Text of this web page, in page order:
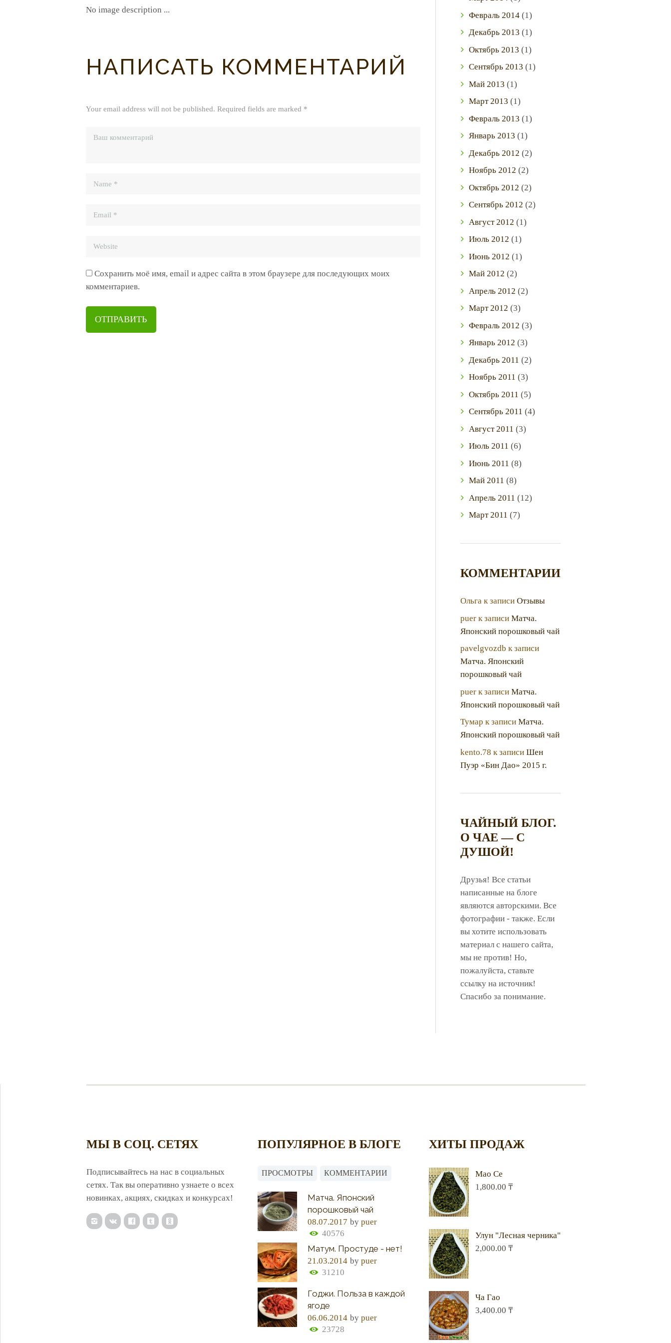
No image description ...
НАПИСАТЬ КОММЕНТАРИЙ
Your email address will not be published. Required fields are marked *
Сохранить моё имя, email и адрес сайта в этом браузере для последующих моих
комментариев.
Февраль 2014(1)
Декабрь 2013 (1)
Октябрь 2013 (1)
Сентябрь 2013 (1)
Май 2013 (1)
Март2013 (1)
Февраль 2013 (1)
Январь 2013 (1)
Декабрь 2012 (2)
Ноябрь 2012 (2)
Октябрь 2012 (2)
Сентябрь 2012 (2)
Август 2012 (1)
Июль 2012 (1)
Июнь 2012 (1)
Май 2012 (2)
Апрель 2012 (2)
Март2012 (3)
Февраль 2012 (3)
Январь 2012 (3)
Декабрь 2011 (2)
Ноябрь 2011 (3)
Октябрь 2011 (5)
Сентябрь 2011 (4)
Август 2011 (3)
Июль 2011 (6)
Июнь 2011 (8)
Май 2011 (8)
Апрель 2011 (12)
Март2011 (7)
КОММЕНТАРИИ
Ольгак записи Отзывы
puerк записи Матча.
Японский порошковый чай
pavelgvozdb к записи
Матча. Японский
порошковый чай
puerк записи Матча.
Японский порошковый чай
Тумар к записи Матча.
Японский порошковый чай
kento.78 к записи Шен
Пуэр «Бин Дао» 2015 г.
ЧАЙНЫЙ БЛОГ.
О ЧАЕ — С
ДУШОЙ!
Друзья! Все статьи
написанные на блоге
являются авторскими. Все
фотографии - также. Если
вы хотите использовать
материал с нашего сайта,
мы не против! Но,
пожалуйста, ставьте
ссылку на источник!
Спасибо за понимание.
МЫ В СОЦ. СЕТЯХ
Подписывайтесь на нас в социальных
сетях. Так вы оперативно узнаете о всех
новинках, акциях, скидках и конкурсах!
ПОПУЛЯРНОЕ В БЛОГЕ
ПРОСМОТРЫ КОММЕНТАРИИ
Матча. Японский
порошковый чай
08.07.2017 bypuer
40576
Матум. Простуде - нет!
21.03.2014 bypuer
31210
Годжи. Польза в каждой
ягоде
06.06.2014 bypuer
23728
ХИТЫ ПРОДАЖ
Мао Се
1,800.00 ₸
Улун "Лесная черника"
2,000.00 ₸
Ча Гао
3,400.00 ₸